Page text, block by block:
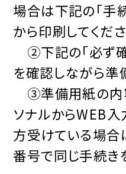
場合は下記の「手
から印刷してくださ
②下記の「必ず
を確認しながら準
③準備用紙の内
ソナルからWEB入
方受けている場合
番号で同じ手続き